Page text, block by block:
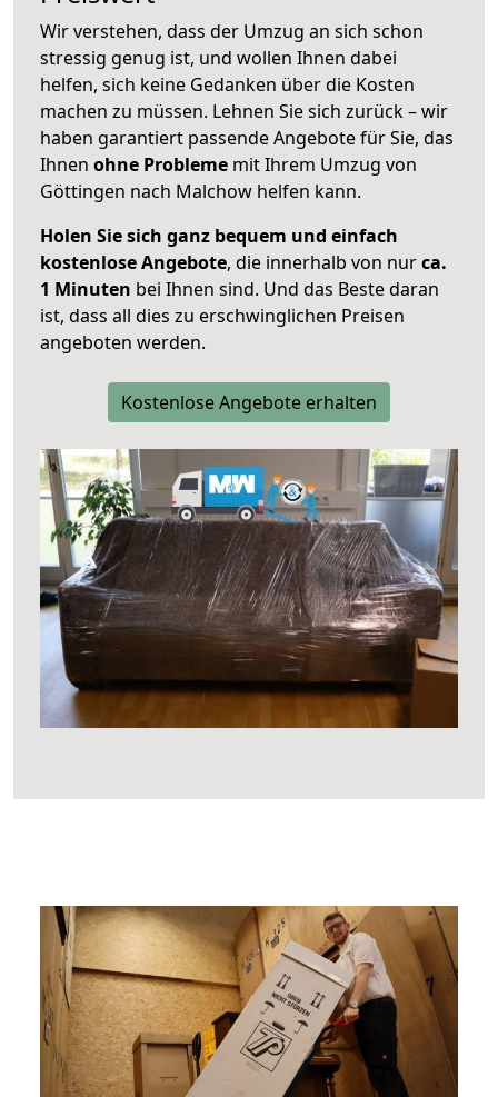
Wir verstehen, dass der Umzug an sich schon
stressig genug ist, und wollen Ihnen dabei
helfen, sich keine Gedanken über die Kosten
machen zu müssen. Lehnen Sie sich zurück – wir
haben garantiert passende Angebote für Sie, das
Ihnen ohne Probleme mit Ihrem Umzug von
Göttingen nach Malchow helfen kann.
Holen Sie sich ganz bequem und einfach
kostenlose Angebote, die innerhalb von nurca.
1 Minuten bei Ihnen sind. Und das Beste daran
ist, dass all dies zu erschwinglichen Preisen
angeboten werden.
Kostenlose Angebote erhalten